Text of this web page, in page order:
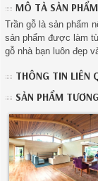
MÔ TẢ SẢN PHẨM
Trần gỗ là sản phẩm
sản phẩm được làm
gỗ nhà bạn luôn đẹp
THÔNG TIN LIÊN
SẢN PHẨM